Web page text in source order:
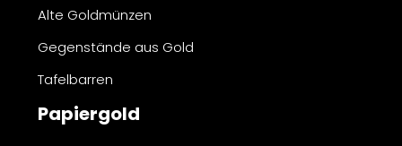
Alte Goldmünzen
Gegenstände aus Gold
Tafelbarren
Papiergold